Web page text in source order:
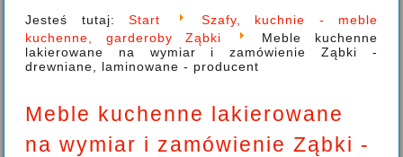
Jesteś tutaj: Start
Szafy, kuchnie - meble
kuchenne, garderoby Ząbki
Meble kuchenne
lakierowane na wymiar i zamówienie Ząbki -
drewniane, laminowane - producent
Meble kuchenne lakierowane
na wymiar i zamówienie Ząbki -